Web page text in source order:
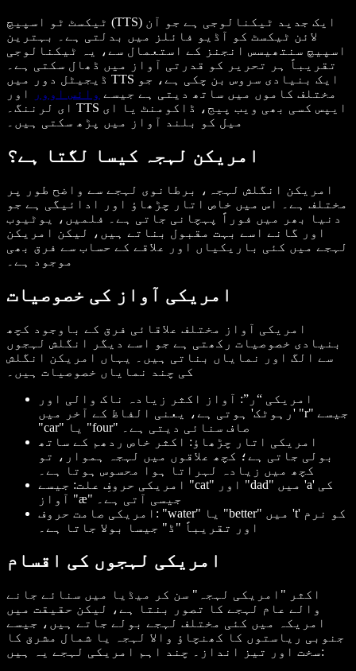
ٹیکسٹ ٹو اسپیچ (TTS) ایک جدید ٹیکنالوجی ہے جو آن
لائن ٹیکسٹ کو آڈیو فائلز میں بدلتی ہے۔ بہترین
اسپیچ سنتھیسس انجنز کے استعمال سے، یہ ٹیکنالوجی
تقریباً ہر تحریر کو قدرتی آواز میں ڈھال سکتی ہے۔
ڈیجیٹل دور میں TTS ایک بنیادی سروس بن چکی ہے، جو
مختلف کاموں میں ساتھ دیتی ہے جیسے وائس اوور
اور
ای لرننگ۔ TTS ایپس کسی بھی ویب پیج، ڈاکومنٹ یا ای
میل کو بلند آواز میں پڑھ سکتی ہیں۔
امریکن لہجہ کیسا لگتا ہے؟
امریکن انگلش لہجہ، برطانوی لہجے سے واضح طور پر
مختلف ہے۔ اس میں خاص اتار چڑھاؤ اور ادائیگی ہے جو
دنیا بھر میں فوراً پہچانی جاتی ہے۔ فلمیں، یوٹیوب
اور گانے اسے بہت مقبول بناتے ہیں، لیکن امریکن
لہجے میں کئی باریکیاں اور علاقے کے حساب سے فرق بھی
موجود ہے۔
امریکی آواز کی خصوصیات
امریکی آواز مختلف علاقائی فرق کے باوجود کچھ
بنیادی خصوصیات رکھتی ہے جو اسے دیگر انگلش لہجوں
سے الگ اور نمایاں بناتی ہیں۔ یہاں امریکن انگلش
کی چند نمایاں خصوصیات ہیں۔
امریکی “ر”: آواز اکثر زیادہ ناک والی اور
'رہوٹک' ہوتی ہے، یعنی الفاظ کے آخر میں "r" جیسے
"car" یا "four" صاف سنائی دیتی ہے۔
امریکی اتار چڑھاؤ: اکثر خاص ردھم کے ساتھ
بولی جاتی ہے؛ کچھ علاقوں میں لہجہ ہموار، تو
کچھ میں زیادہ لہراتا ہوا محسوس ہوتا ہے۔
امریکی حروفِ علت: جیسے "cat" اور "dad" میں 'a' کی
آواز "æ" جیسی آتی ہے۔
امریکی صامت حروف: "water" یا "better" میں 't' کو نرم
اور تقریباً "ڈ" جیسا بولا جاتا ہے۔
امریکی لہجوں کی اقسام
اکثر "امریکی لہجہ" سن کر میڈیا میں سنائے جانے
والے عام لہجے کا تصور بنتا ہے، لیکن حقیقت میں
امریکہ میں کئی مختلف لہجے بولے جاتے ہیں، جیسے
جنوبی ریاستوں کا کھنچاؤ والا لہجہ یا شمال مشرق کا
سخت اور تیز انداز۔ چند اہم امریکی لہجے یہ ہیں: